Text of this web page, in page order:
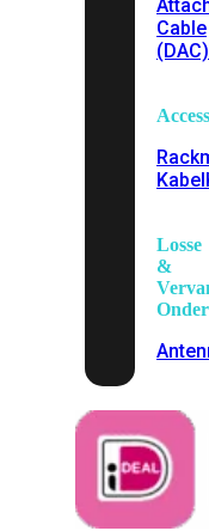
Cable
(DAC)
Kabel
Losse
&